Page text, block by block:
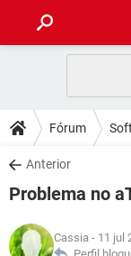
CELULAR
OUTLOOK
INSTAGRAM
GUIA DE COMPRAS
DICAS
JOGOS
INSTAGRAM
DOWNLOADS
JOGOS
CELULAR
JOGOS
Fórum
Anterior
Problema no
Cassia - 11 jul